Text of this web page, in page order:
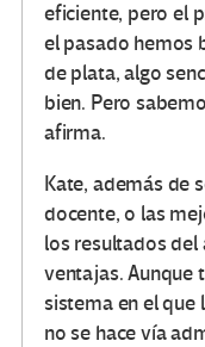
eficiente, pero el
el pasado hemos
de plata, algo
bien. Pero
afirma.
Kate, además de
docente, o las
los resultados del
ventajas. Aunque
sistema en el
no se hace vía